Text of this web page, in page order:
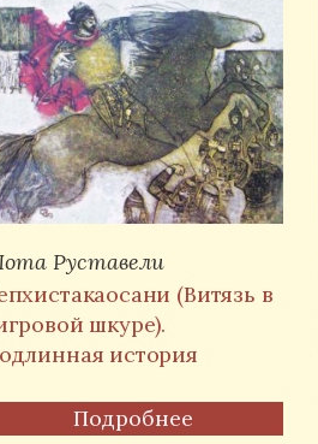
Руставели
(Витязь в
шкуре).
история
Подробнее